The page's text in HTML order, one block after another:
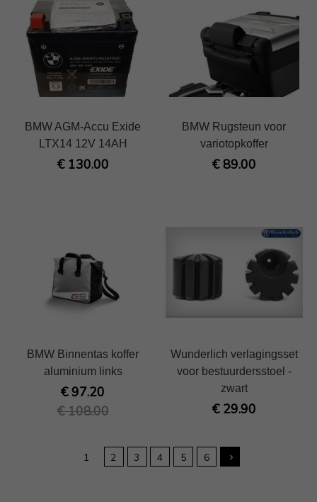
BMW AGM-Accu Exide
LTX14 12V 14AH
€ 130.00
BMW Rugsteun voor
variotopkoffer
€ 89.00
BMW Binnentas koffer
aluminium links
€ 97.20
€ 108.00
Wunderlich verlagingsset
voor bestuurdersstoel -
zwart
€ 29.90
1 2 3 4 5 6